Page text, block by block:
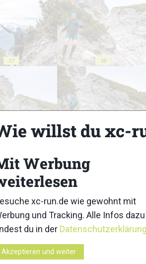
37 38
42 43
willst du xc-
Werbung
xc-run.de wie gewohnt mit
und Tracking. Alle Infos dazu
du in der Datenschutzerklärung
Akzeptieren und weiter